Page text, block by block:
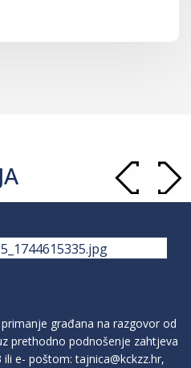
građana na razgovor od
prethodno podnošenje zahtjeva
ili e- poštom:tajnica@kckzz.hr,